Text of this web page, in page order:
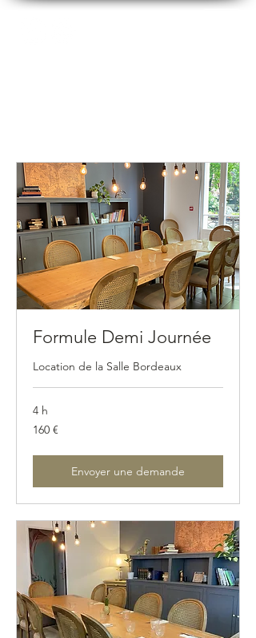
Formule Demi Journée
Location de la Salle Bordeaux
4 h
160
euros
160 €
Envoyer une demande